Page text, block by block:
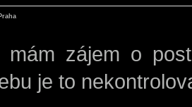
mám zájem o
je to